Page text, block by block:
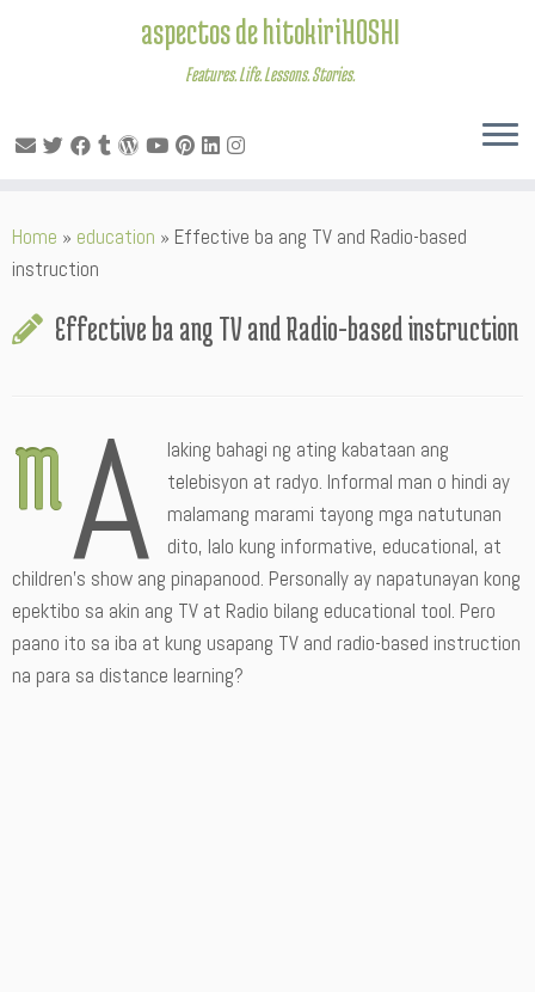
to
content
aspectos de hitokiriHOSHI
Features. Life. Lessons. Stories.
Home » education » Effective ba ang TV and Radio-based
instruction
Effective ba ang TV and Radio-based instruction
Ma
laking bahagi ng ating kabataan ang
telebisyon at radyo. Informal man o hindi ay
malamang marami tayong mga natutunan
dito, lalo kung informative, educational, at
children’s show ang pinapanood. Personally ay napatunayan kong
epektibo sa akin ang TV at Radio bilang educational tool. Pero
paano ito sa iba at kung usapang TV and radio-based instruction
na para sa distance learning?